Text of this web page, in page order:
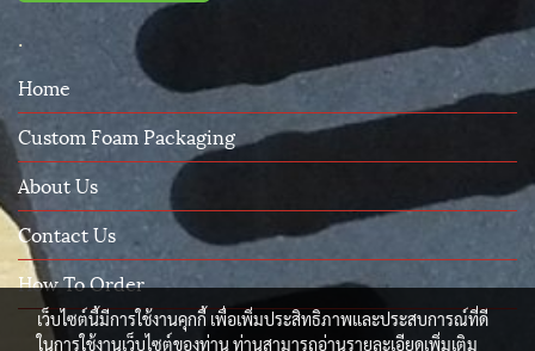
.
Home
Custom Foam Packaging
About Us
Contact Us
How To Order
เว็บไซต์นี้มีการใช้งานคุกกี้ เพื่อเพิ่มประสิทธิภาพและประสบการณ์ที่ดี
ในการใช้งานเว็บไซต์ของท่าน ท่านสามารถอ่านรายละเอียดเพิ่มเติม